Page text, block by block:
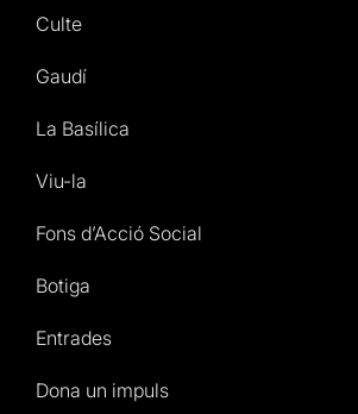
Culte
Gaudí
La Basílica
Viu-la
Fons d’Acció Social
Botiga
Entrades
Dona un impuls